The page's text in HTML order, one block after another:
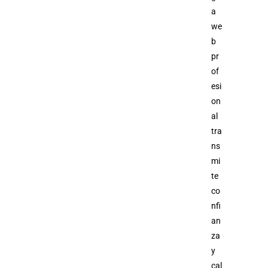
a
we
b
pr
of
esi
on
al
tra
ns
mi
te
co
nfi
an
za
y
cal